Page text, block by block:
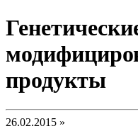
продукты
26.02.2015 »